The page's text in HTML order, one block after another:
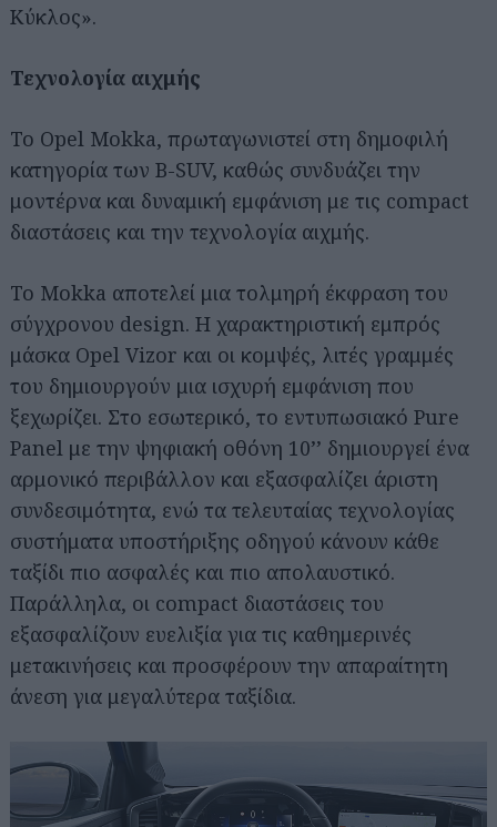
Κύκλος».
Τεχνολογία αιχμής
Το Opel Mokka, πρωταγωνιστεί στη δημοφιλή
κατηγορία των B-SUV, καθώς συνδυάζει την
μοντέρνα και δυναμική εμφάνιση με τις compact
διαστάσεις και την τεχνολογία αιχμής.
Το Mokka αποτελεί μια τολμηρή έκφραση του
σύγχρονου design. Η χαρακτηριστική εμπρός
μάσκα Opel Vizor και οι κομψές, λιτές γραμμές
του δημιουργούν μια ισχυρή εμφάνιση που
ξεχωρίζει. Στο εσωτερικό, το εντυπωσιακό Pure
Panel με την ψηφιακή οθόνη 10’’ δημιουργεί ένα
αρμονικό περιβάλλον και εξασφαλίζει άριστη
συνδεσιμότητα, ενώ τα τελευταίας τεχνολογίας
συστήματα υποστήριξης οδηγού κάνουν κάθε
ταξίδι πιο ασφαλές και πιο απολαυστικό.
Παράλληλα, οι compact διαστάσεις του
εξασφαλίζουν ευελιξία για τις καθημερινές
μετακινήσεις και προσφέρουν την απαραίτητη
άνεση για μεγαλύτερα ταξίδια.